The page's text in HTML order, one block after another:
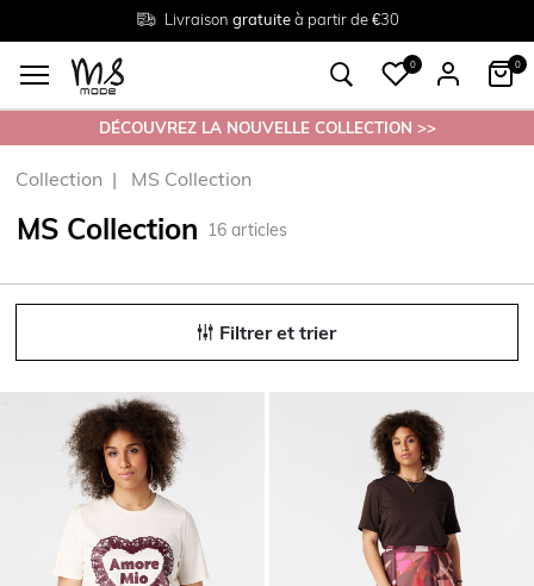
Livraison gratuiteà partir de €30
Tailles du38 au 54
Retourgratuit en magasin
0 0
DÉCOUVREZ LA NOUVELLE COLLECTION >>
Collection MS Collection
MS Collection 16 articles
Filtrer et trier